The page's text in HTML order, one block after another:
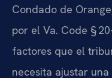
Condado de
por el Va. Code §
factores que el
necesita ajustar